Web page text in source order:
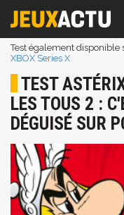
Test également disponible
XBOX Series X
TEST
LES TOUS 2 :
DÉGUISÉ SUR